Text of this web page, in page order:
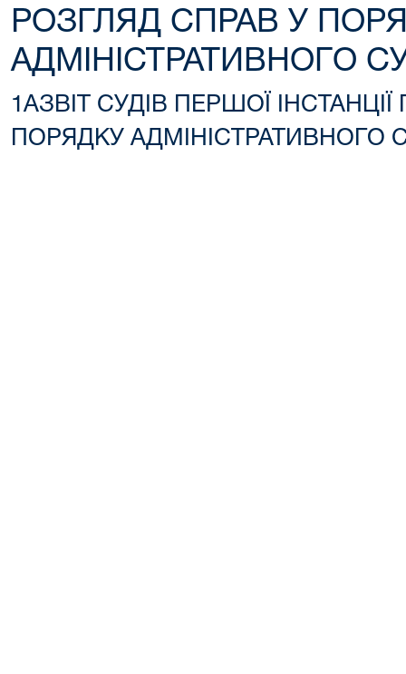
РОЗГЛЯД СПРАВ У
АДМІНІСТРАТИВНОГО
1АЗВІТ СУДІВ ПЕРШОЇ
ПОРЯДКУ АДМІНІСТРАТИВНОГО